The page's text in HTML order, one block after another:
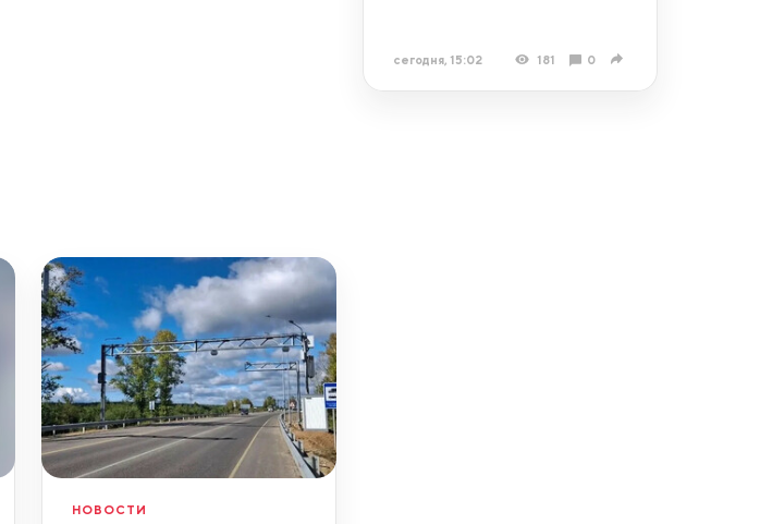
сегодня, 15:02 181 0
НОВОСТИ